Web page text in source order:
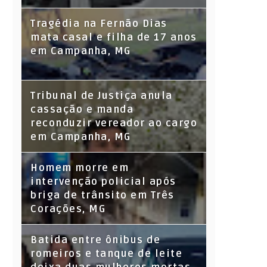
Tragédia na Fernão Dias
mata casal e filha de 17 anos
em Campanha, MG
Tribunal de Justiça anula
cassação e manda
reconduzir vereador ao cargo
em Campanha, MG
Homem morre em
intervenção policial após
briga de trânsito em Três
Corações, MG
Batida entre ônibus de
romeiros e tanque de leite